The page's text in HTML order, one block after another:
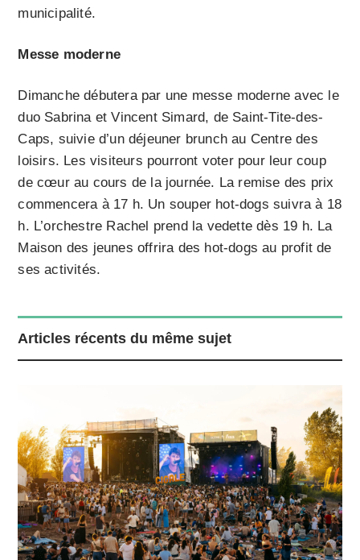
municipalité.
Messe moderne
Dimanche débutera par une messe moderne avec le
duo Sabrina et Vincent Simard, de Saint-Tite-des-
Caps, suivie d’un déjeuner brunch au Centre des
loisirs. Les visiteurs pourront voter pour leur coup
de cœur au cours de la journée. La remise des prix
commencera à 17 h. Un souper hot-dogs suivra à 18
h. L’orchestre Rachel prend la vedette dès 19 h. La
Maison des jeunes offrira des hot-dogs au profit de
ses activités.
Articles récents du même sujet